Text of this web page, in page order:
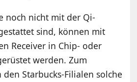
noch nicht mit der Qi-
sind, können mit
Receiver in Chip- oder
werden. Zum
Starbucks-Filialen solche